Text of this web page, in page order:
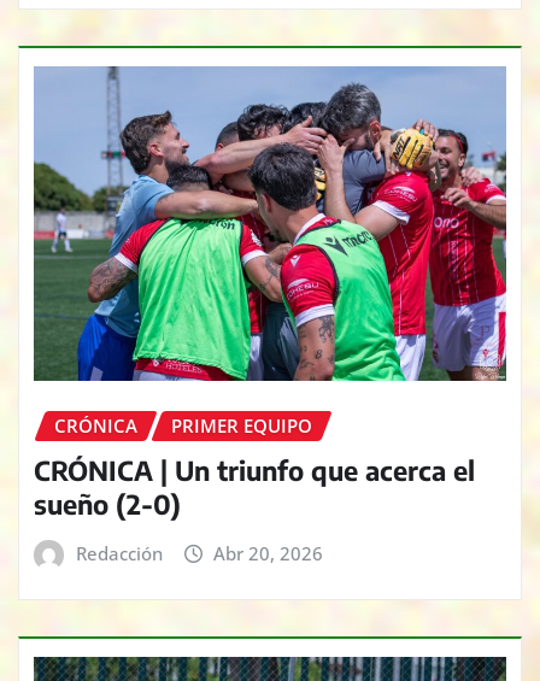
CRÓNICA PRIMER EQUIPO
CRÓNICA | Un triunfo que acerca el
sueño (2-0)
Redacción Abr 20, 2026